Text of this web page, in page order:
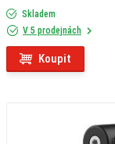
Skladem
V 5 prodejnách
Koupit